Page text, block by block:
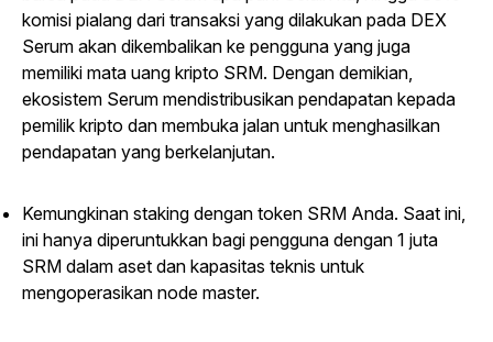
komisi pialang dari transaksi yang dilakukan pada DEX
Serum akan dikembalikan ke pengguna yang juga
memiliki mata uang kripto SRM. Dengan demikian,
ekosistem Serum mendistribusikan pendapatan kepada
pemilik kripto dan membuka jalan untuk menghasilkan
pendapatan yang berkelanjutan.
Kemungkinan staking dengan token SRM Anda. Saat ini,
ini hanya diperuntukkan bagi pengguna dengan 1 juta
SRM dalam aset dan kapasitas teknis untuk
mengoperasikan node master.